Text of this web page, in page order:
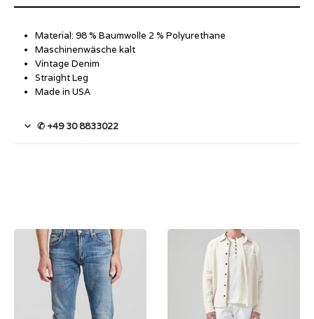
Material: 98 % Baumwolle 2 % Polyurethane
Maschinenwäsche kalt
Vintage Denim
Straight Leg
Made in USA
✆ +49 30 8833022